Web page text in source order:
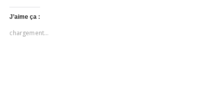
J’aime ça :
chargement…